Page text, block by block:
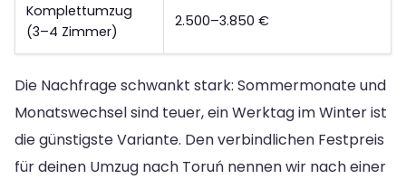
Komplettumzug
(3–4 Zimmer)
2.500–3.850 €
Die Nachfrage schwankt stark: Sommermonate und
Monatswechsel sind teuer, ein Werktag im Winter ist
die günstigste Variante. Den verbindlichen Festpreis
für deinen Umzug nach Toruń nennen wir nach einer